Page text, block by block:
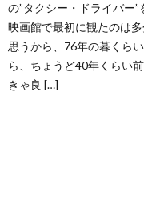
の”タクシー・ドライバー
映画館で最初に観たのは
思うから、76年の暮くら
ら、ちょうど40年くらい
きゃ良 […]